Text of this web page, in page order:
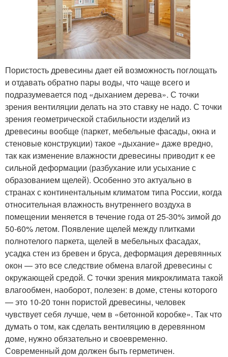
Пористость древесины дает ей возможность поглощать
и отдавать обратно пары воды, что чаще всего и
подразумевается под «дыханием дерева». С точки
зрения вентиляции делать на это ставку не надо. С точки
зрения геометрической стабильности изделий из
древесины вообще (паркет, мебельные фасады, окна и
стеновые конструкции) такое «дыхание» даже вредно,
так как изменение влажности древесины приводит к ее
сильной деформации (разбухание или усыхание с
образованием щелей). Особенно это актуально в
странах с континентальным климатом типа России, когда
относительная влажность внутреннего воздуха в
помещении меняется в течение года от 25-30% зимой до
50-60% летом. Появление щелей между плитками
полнотелого паркета, щелей в мебельных фасадах,
усадка стен из бревен и бруса, деформация деревянных
окон — это все следствие обмена влагой древесины с
окружающей средой. С точки зрения микроклимата такой
влагообмен, наоборот, полезен: в доме, стены которого
— это 10-20 тонн пористой древесины, человек
чувствует себя лучше, чем в «бетонной коробке». Так что
думать о том, как сделать вентиляцию в деревянном
доме, нужно обязательно и своевременно.
Современный дом должен быть герметичен.